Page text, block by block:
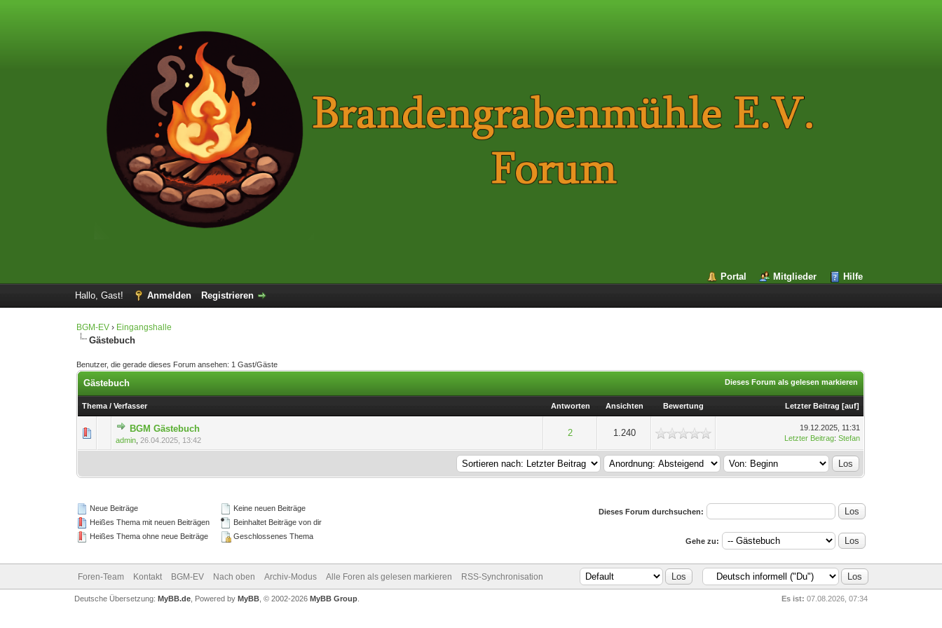
Portal Mitglieder
Hilfe
Hallo, Gast!
Anmelden Registrieren
BGM-EV › Eingangshalle
Gästebuch
Benutzer, die gerade dieses Forum ansehen: 1 Gast/Gäste
Dieses Forum als gelesen markieren
Gästebuch
Thema /Verfasser Antworten Ansichten Bewertung Letzter Beitrag [auf]
BGM Gästebuch
admin ,26.04.2025, 13:42
2 1.240
19.12.2025, 11:31
Letzter Beitrag:Stefan
Neue Beiträge
Heißes Thema mit neuen Beiträgen
Heißes Thema ohne neue Beiträge
Keine neuen Beiträge
Beinhaltet Beiträge von dir
Geschlossenes Thema
Dieses Forum durchsuchen:
Gehe zu:
Foren-Team Kontakt BGM-EV Nach oben Archiv-Modus Alle Foren als gelesen markieren RSS-Synchronisation
Es ist: 07.08.2026, 07:34
Deutsche Übersetzung: MyBB.de, Powered by MyBB, © 2002-2026 MyBB Group.